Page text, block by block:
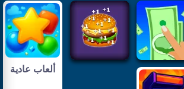
ألعاب عادية